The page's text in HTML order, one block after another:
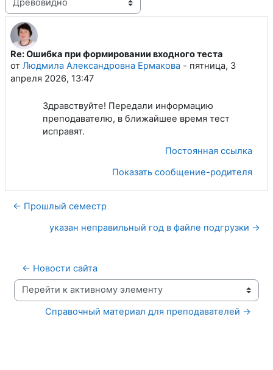
Re: Ошибка при формировании входного теста
от Людмила Александровна Ермакова - пятница, 3
апреля 2026, 13:47
Количество ответов: 0
Здравствуйте! Передали информацию
преподавателю, в ближайшее время тест
исправят.
Постоянная ссылка
Показать сообщение-родителя
← Прошлый семестр
указан неправильный год в файле подгрузки →
← Новости сайта
Перейти к активному элементу
Справочный материал для преподавателей →